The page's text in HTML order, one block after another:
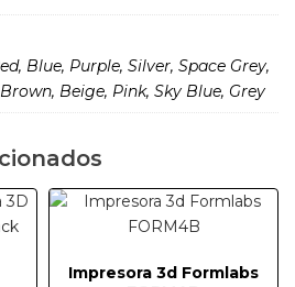
Blue, Purple, Silver, Space Grey,
Beige, Pink, Sky Blue, Grey
Impresora 3d Formlabs